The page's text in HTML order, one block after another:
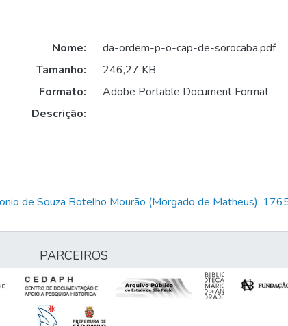
Nome:
da-ordem-p-o-cap-de-sorocaba.pdf
Tamanho:
246,27 KB
Formato:
Adobe Portable Document Format
Descrição:
de Souza Botelho Mourão (Morgado de Matheus):
PARCEIROS